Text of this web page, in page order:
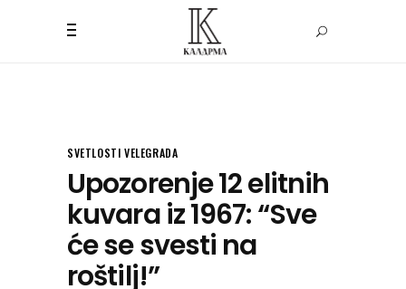
SVETLOSTI VELEGRADA
Upozorenje 12 elitnih
kuvara iz 1967: “Sve
će se svesti na
roštilj!”